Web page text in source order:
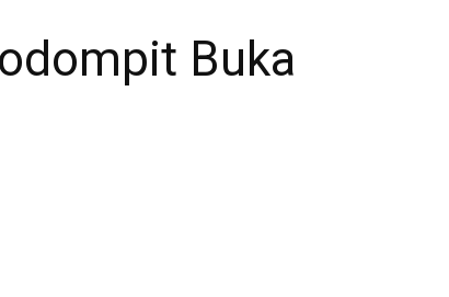
Buka